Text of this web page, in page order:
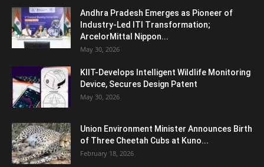
Andhra Pradesh Emerges as Pioneer of
Industry-Led ITI Transformation;
ArcelorMittal Nippon...
May 30, 2026
KIIT-Develops Intelligent Wildlife Monitoring
Device, Secures Design Patent
May 30, 2026
Union Environment Minister Announces Birth
of Three Cheetah Cubs at Kuno...
February 18, 2026